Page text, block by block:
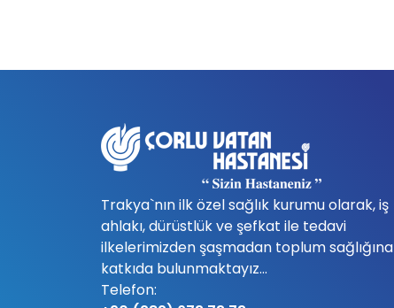
Trakya`nın ilk özel sağlık kurumu olarak, iş
ahlakı, dürüstlük ve şefkat ile tedavi
ilkelerimizden şaşmadan toplum sağlığına
katkıda bulunmaktayız...
Telefon: